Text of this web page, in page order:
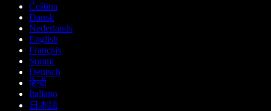
Čeština
Dansk
Nederlands
English
Français
Suomi
Deutsch
हिन्दी
Italiano
日本語